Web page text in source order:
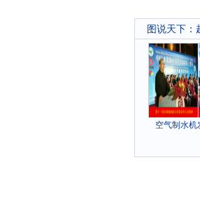
图说天下 ：
空气制水机